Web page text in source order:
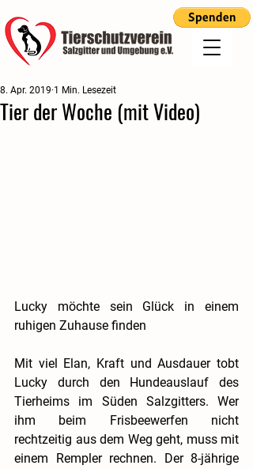
Tier der Woche (mit Video)
8. Apr. 2019 1 Min. Lesezeit
Lucky möchte sein Glück in einem
ruhigen Zuhause finden
Mit viel Elan, Kraft und Ausdauer tobt
Lucky durch den Hundeauslauf des
Tierheims im Süden Salzgitters. Wer
ihm beim Frisbeewerfen nicht
rechtzeitig aus dem Weg geht, muss mit
einem Rempler rechnen. Der 8-jährige